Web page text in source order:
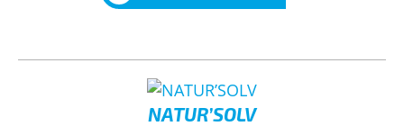
NATUR’SOLV